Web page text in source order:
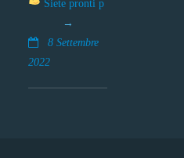
Siete pronti p
8 Settembre
2022